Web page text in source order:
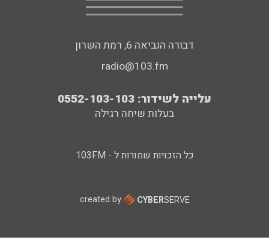
דבורה הנביאה 6, רמת השרון
radio@103.fm
עלייה לשידור: 0552-103-103
בעלות שיחה רגילה
כל הזכויות שמורות ל - 103FM
created by CYBERSERVE